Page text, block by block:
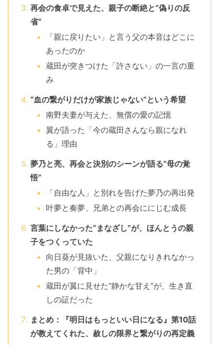
再会の食卓で見えた、親子の断絶と“偽りの反
省”
「親に戻りたい」と言う父の本音はどこに
あったのか
蔵田が突きつけた「許さない」の一言の重
み
“血の繋がりだけが家族じゃない”という希望
南野夫妻が与えた、無償の愛の記憶
翼が語った「今の蔵田さんなら親になれ
る」理由
夢乃と亮、再会と決別のシーンが語る“母の覚
悟”
「自由な人」と別れを告げた夢乃の再出発
叶夢と奏夢、兄弟との再会ににじむ成長
言葉にしなかった“まなざし”が、ほんとうの親
子をつくっていた
向日葵が見抜いた、父親になりきれなかっ
た男の「背中」
蔵田が翼に見せた“静かな甘え”が、生き直
しの証だった
まとめ：『明日はもっといい日になる』第10話
が教えてくれた、赦しの限界と繋がりの再定義